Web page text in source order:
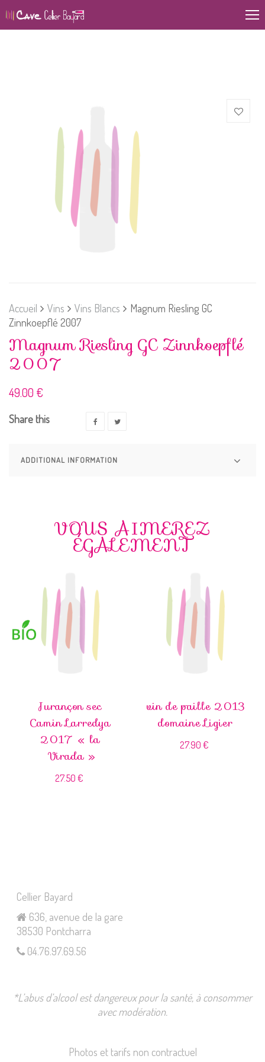
Accueil Vins Vins Blancs
Magnum Riesling GC
Zinnkoepflé 2007
Magnum Riesling GC Zinnkoepflé
2007
49.00 €
Share this
ADDITIONAL INFORMATION
VOUS AIMEREZ
ÉGALEMENT
Jurançon sec
Camin Larredya
2017 « la
Virada »
27.50€
vin de paille 2013
domaine Ligier
27.90€
Cellier Bayard
636, avenue de la gare
38530 Pontcharra
04.76.97.69.56
*L’abus d’alcool est dangereux pour la santé, à consommer
avec modération.
Photos et tarifs non contractuel